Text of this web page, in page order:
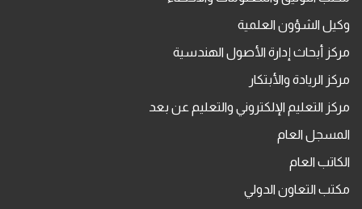
وكيل الشؤون العلمية
مركز أبحاث إدارة الأصول الهندسية
مركز الريادة والأبتكار
مركز التعليم الإلكتروني والتعليم عن بعد
المسجل العام
الكاتب العام
مكتب التعاون الدولي